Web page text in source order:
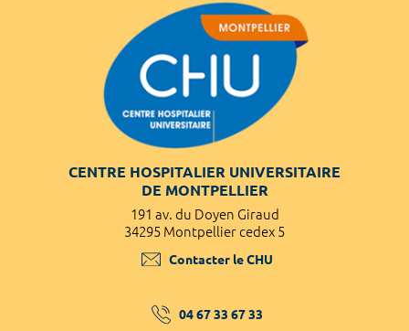
CENTRE HOSPITALIER UNIVERSITAIRE
DE MONTPELLIER
191 av. du Doyen Giraud
34295 Montpellier cedex 5
Contacter le CHU
04 67 33 67 33